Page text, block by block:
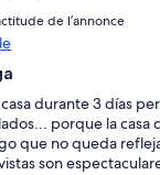
de l’annonce
durante 3 días
porque la casa
que no queda
son